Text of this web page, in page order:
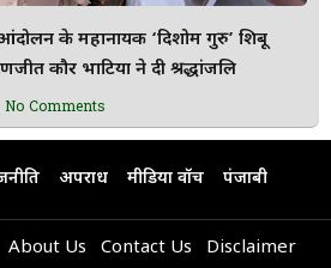
के महानायक ‘दिशोम गुरु’ शिबू
कौर भाटिया ने दी श्रद्धांजलि
No Comments
अपराध मीडिया वॉच पंजाबी
About Us Contact Us
Disclaimer